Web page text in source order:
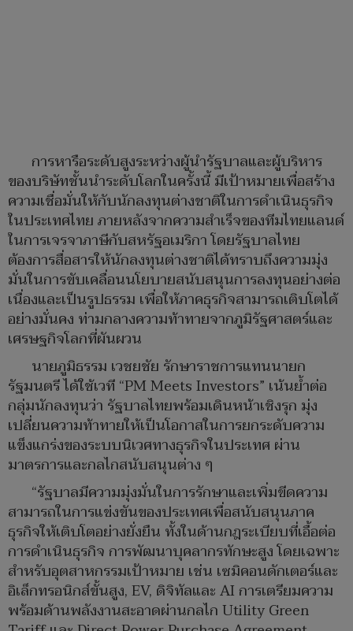
การหารือระดับสูงระหว่างผู้นำรัฐบาลและผู้บริหาร
ของบริษัทชั้นนำระดับโลกในครั้งนี้ มีเป้าหมายเพื่อสร้าง
ความเชื่อมั่นให้กับนักลงทุนต่างชาติในการดำเนินธุรกิจ
ในประเทศไทย ภายหลังจากความสำเร็จของทีมไทยแลนด์
ในการเจรจาภาษีกับสหรัฐอเมริกา โดยรัฐบาลไทย
ต้องการสื่อสารให้นักลงทุนต่างชาติได้ทราบถึงความมุ่ง
มั่นในการขับเคลื่อนนโยบายสนับสนุนการลงทุนอย่างต่อ
เนื่องและเป็นรูปธรรม เพื่อให้ภาคธุรกิจสามารถเติบโตได้
อย่างมั่นคง ท่ามกลางความท้าทายจากภูมิรัฐศาสตร์และ
เศรษฐกิจโลกที่ผันผวน
นายภูมิธรรม เวชยชัย รักษาราชการแทนนายก
รัฐมนตรี ได้ใช้เวที “PM Meets Investors” เน้นย้ำต่อ
กลุ่มนักลงทุนว่า รัฐบาลไทยพร้อมเดินหน้าเชิงรุก มุ่ง
เปลี่ยนความท้าทายให้เป็นโอกาสในการยกระดับความ
แข็งแกร่งของระบบนิเวศทางธุรกิจในประเทศ ผ่าน
มาตรการและกลไกสนับสนุนต่าง ๆ
“รัฐบาลมีความมุ่งมั่นในการรักษาและเพิ่มขีดความ
สามารถในการแข่งขันของประเทศเพื่อสนับสนุนภาค
ธุรกิจให้เติบโตอย่างยั่งยืน ทั้งในด้านกฎระเบียบที่เอื้อต่อ
การดำเนินธุรกิจ การพัฒนาบุคลากรทักษะสูง โดยเฉพาะ
สำหรับอุตสาหกรรมเป้าหมาย เช่น เซมิคอนดักเตอร์และ
อิเล็กทรอนิกส์ขั้นสูง, EV, ดิจิทัลและ AI การเตรียมความ
พร้อมด้านพลังงานสะอาดผ่านกลไก Utility Green